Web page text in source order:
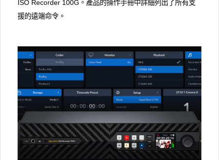
ISO Recorder 100G。產品的操作手冊中詳細列出了所有支
援的遠端命令。